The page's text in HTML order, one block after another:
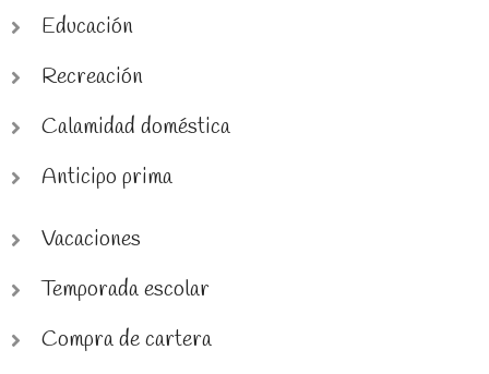
Educación
Recreación
Calamidad doméstica
Anticipo prima
Vacaciones
Temporada escolar
Compra de cartera